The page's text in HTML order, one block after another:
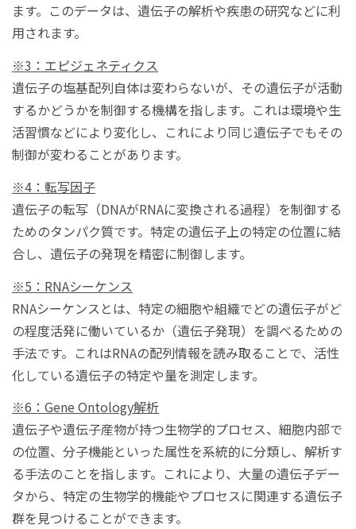
ます。このデータは、遺伝子の解析や疾患の研究などに利
用されます。
※3：エピジェネティクス
遺伝子の塩基配列自体は変わらないが、その遺伝子が活動
するかどうかを制御する機構を指します。これは環境や生
活習慣などにより変化し、これにより同じ遺伝子でもその
制御が変わることがあります。
※4：転写因子
遺伝子の転写（DNAがRNAに変換される過程）を制御する
ためのタンパク質です。特定の遺伝子上の特定の位置に結
合し、遺伝子の発現を精密に制御します。
※5：RNAシーケンス
RNAシーケンスとは、特定の細胞や組織でどの遺伝子がど
の程度活発に働いているか（遺伝子発現）を調べるための
手法です。これはRNAの配列情報を読み取ることで、活性
化している遺伝子の特定や量を測定します。
※6：Gene Ontology解析
遺伝子や遺伝子産物が持つ生物学的プロセス、細胞内部で
の位置、分子機能といった属性を系統的に分類し、解析す
る手法のことを指します。これにより、大量の遺伝子デー
タから、特定の生物学的機能やプロセスに関連する遺伝子
群を見つけることができます。